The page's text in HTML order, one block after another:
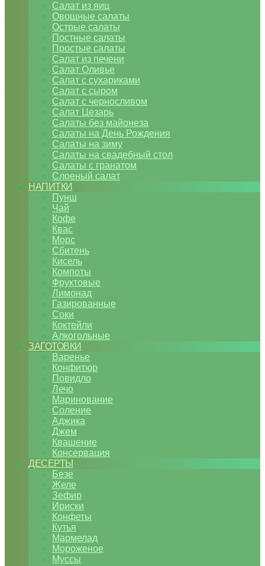
Салат из яиц
Овощные салаты
Острые салаты
Постные салаты
Простые салаты
Салат из печени
Салат Оливье
Салат с сухариками
Салат с сыром
Салат с черносливом
Салат Цезарь
Салаты без майонеза
Салаты на День Рождения
Салаты на зиму
Салаты на свадебный стол
Салаты с гранатом
Слоеный салат
НАПИТКИ
Пунш
Чай
Кофе
Квас
Морс
Сбитень
Кисель
Компоты
Фруктовые
Лимонад
Газированные
Соки
Коктейли
Алкогольные
ЗАГОТОВКИ
Варенье
Конфитюр
Повидло
Лечо
Маринование
Соление
Аджика
Джем
Квашение
Консервация
ДЕСЕРТЫ
Безе
Желе
Зефир
Ириски
Конфеты
Кутья
Мармелад
Мороженое
Муссы